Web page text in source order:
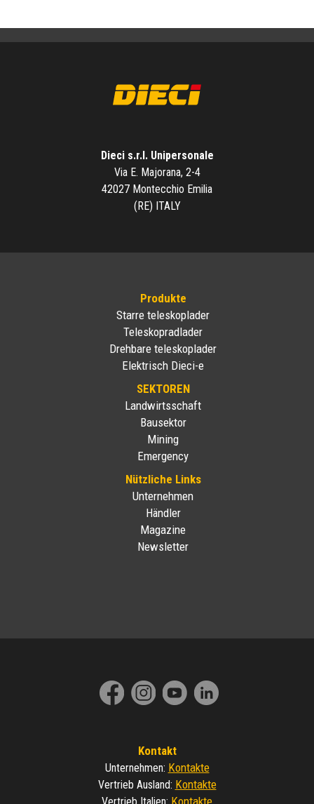
Dieci s.r.l. Unipersonale
Via E. Majorana, 2-4
42027 Montecchio Emilia
(RE) ITALY
Produkte
Starre teleskoplader
Teleskopradlader
Drehbare teleskoplader
Elektrisch Dieci-e
SEKTOREN
Landwirtsschaft
Bausektor
Mining
Emergency
Nützliche Links
Unternehmen
Händler
Magazine
Newsletter
Kontakt
Unternehmen: Kontakte
Vertrieb Ausland: Kontakte
Kontakte